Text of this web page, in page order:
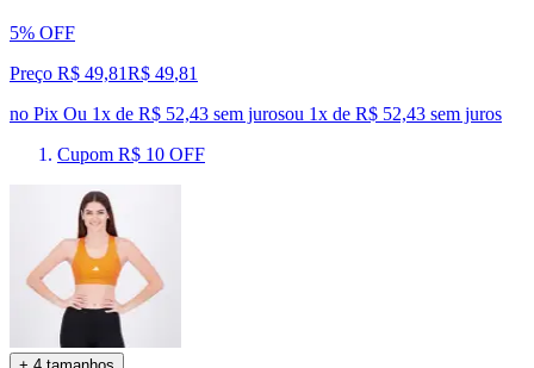
5% OFF
Preço R$ 49,81R$ 49,81
no Pix Ou 1x de R$ 52,43 sem jurosou 1x de R$ 52,43 sem juros
Cupom R$ 10 OFF